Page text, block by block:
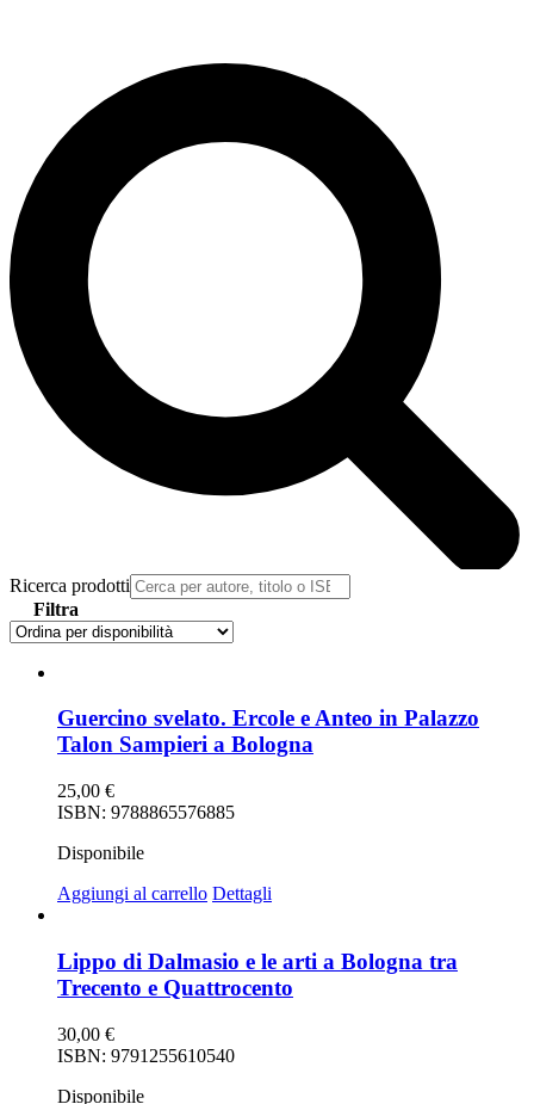
Ricerca prodotti
Filtra
Guercino svelato. Ercole e Anteo in Palazzo
Talon Sampieri a Bologna
25,00 €
ISBN: 9788865576885
Disponibile
Aggiungi al carrello Dettagli
Lippo di Dalmasio e le arti a Bologna tra
Trecento e Quattrocento
30,00 €
ISBN: 9791255610540
Disponibile